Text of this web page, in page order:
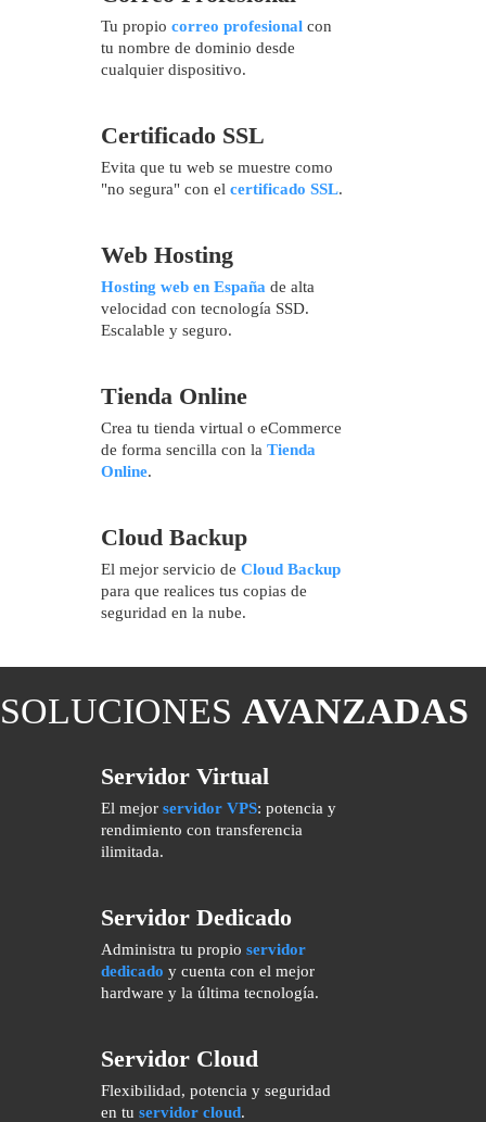
Tu propio correo profesional con
tu nombre de dominio desde
cualquier dispositivo.
Certificado SSL
Evita que tu web se muestre como
"no segura" con el certificado SSL.
Web Hosting
Hosting web en España de alta
velocidad con tecnología SSD.
Escalable y seguro.
Tienda Online
Crea tu tienda virtual o eCommerce
de forma sencilla con la Tienda
Online.
Cloud Backup
El mejor servicio de Cloud Backup
para que realices tus copias de
seguridad en la nube.
SOLUCIONES AVANZADAS
Servidor Virtual
El mejor servidor VPS: potencia y
rendimiento con transferencia
ilimitada.
Servidor Dedicado
Administra tu propio servidor
dedicado y cuenta con el mejor
hardware y la última tecnología.
Servidor Cloud
Flexibilidad, potencia y seguridad
en tu servidor cloud.